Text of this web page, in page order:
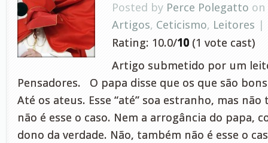
Posted by Perce Polegatto on
Artigos, Ceticismo, Leitores |
Rating: 10.0/10 (1 vote cast)
Artigo submetido por um
Pensadores. O papa disse que os que são
Até os ateus. Esse “até” soa estranho, mas
não é esse o caso. Nem a arrogância do papa,
dono da verdade. Não, também não é esse o